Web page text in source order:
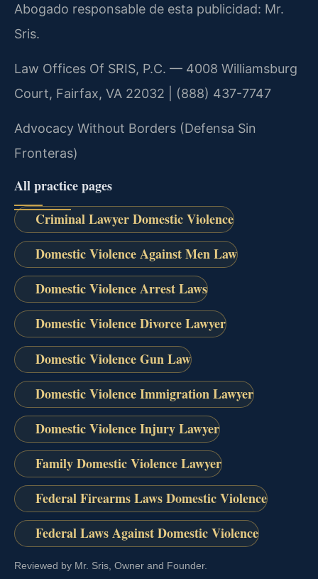
Abogado responsable de esta publicidad: Mr.
Sris.
Law Offices Of SRIS, P.C. — 4008 Williamsburg
Court, Fairfax, VA 22032 | (888) 437-7747
Advocacy Without Borders (Defensa Sin
Fronteras)
All practice pages
Criminal Lawyer Domestic Violence
Domestic Violence Against Men Law
Domestic Violence Arrest Laws
Domestic Violence Divorce Lawyer
Domestic Violence Gun Law
Domestic Violence Immigration Lawyer
Domestic Violence Injury Lawyer
Family Domestic Violence Lawyer
Federal Firearms Laws Domestic Violence
Federal Laws Against Domestic Violence
Reviewed by Mr. Sris, Owner and Founder.